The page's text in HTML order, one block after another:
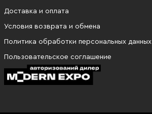
Доставка и оплата
Условия возврата и обмена
Политика обработки персональных данных
Пользовательское соглашение